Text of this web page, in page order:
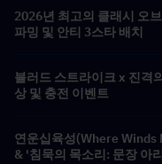
2026년 최고의 클래시 오
파밍 및 안티 3스타 배치
블러드 스트라이크 x 진격
상 및 충전 이벤트
연운십육성(Where Winds
& '침묵의 목소리: 문장 아